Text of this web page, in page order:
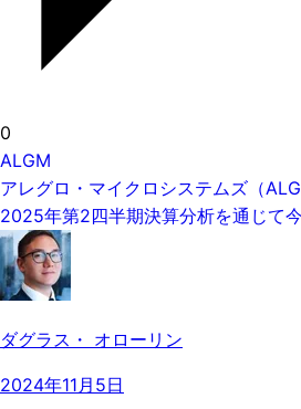
0
ALGM
アレグロ・マイクロシステムズ（
2025年第2四半期決算分析を通じて
ダグラス・ オローリン
2024年11月5日